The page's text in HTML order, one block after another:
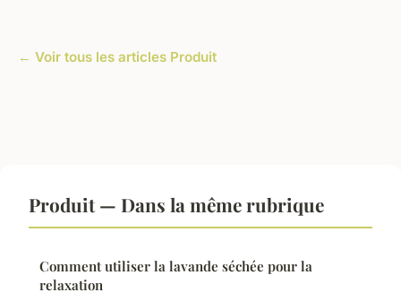
← Voir tous les articles Produit
Produit — Dans la même rubrique
Comment utiliser la lavande séchée pour la
relaxation